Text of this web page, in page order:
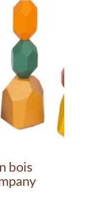
bois